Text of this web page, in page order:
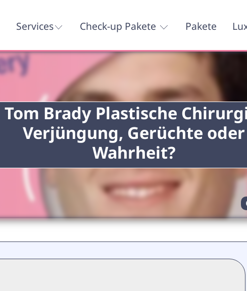
Services Check-up Pakete Pakete
Tom Brady Plastische
Verjüngung, Gerüchte oder
Wahrheit?